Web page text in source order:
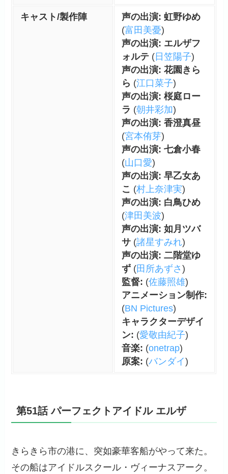
キャスト/製作陣
声の出演: 虹野ゆめ
(富田美憂)
声の出演: エルザフ
ォルテ(日笠陽子)
声の出演: 花園きら
ら (江口菜子)
声の出演: 桜庭ロー
ラ (朝井彩加)
声の出演: 香澄真昼
(宮本侑芽)
声の出演: 七倉小春
(山口愛)
声の出演: 早乙女あ
こ (村上奈津実)
声の出演: 白鳥ひめ
(津田美波)
声の出演: 如月ツバ
サ(諸星すみれ)
声の出演: 二階堂ゆ
ず(田所あずさ )
監督: (佐藤照雄)
アニメーション制作:
(BN Pictures)
キャラクターデザイ
ン: (愛敬由紀子)
音楽: (onetrap)
原案: (バンダイ)
第51話 パーフェクトアイドル エルザ
きらきら市の港に、突如豪華客船がやって来た。
その船はアイドルスクール・ヴィーナスアーク。